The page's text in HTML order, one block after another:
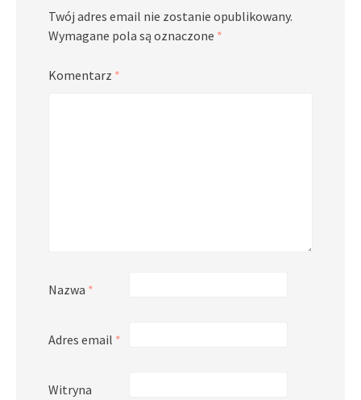
Twój adres email nie zostanie opublikowany.
Wymagane pola są oznaczone *
Komentarz *
Nazwa *
Adres email *
Witryna